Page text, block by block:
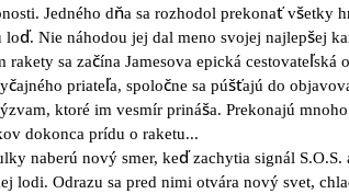
Jedného dňa sa rozhodol prekonať všetky
Nie náhodou jej dal meno svojej najlepšej
rakety sa začína Jamesova epická cestovateľská
priateľa, spoločne sa púšťajú do
ktoré im vesmír prináša. Prekonajú
dokonca prídu o raketu...
naberú nový smer, keď zachytia signál S.O.S.
lodi. Odrazu sa pred nimi otvára nový svet,